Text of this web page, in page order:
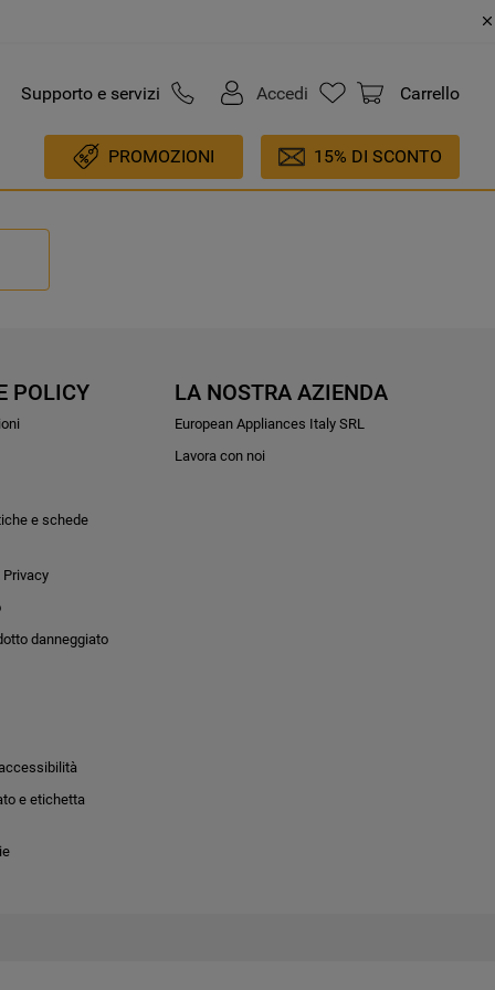
Supporto e servizi Accedi Carrello
PROMOZIONI 15% DI SCONTO
POLICY
e schede
danneggiato
e etichetta
LA NOSTRA AZIENDA
European Appliances Italy SRL
Lavora con noi